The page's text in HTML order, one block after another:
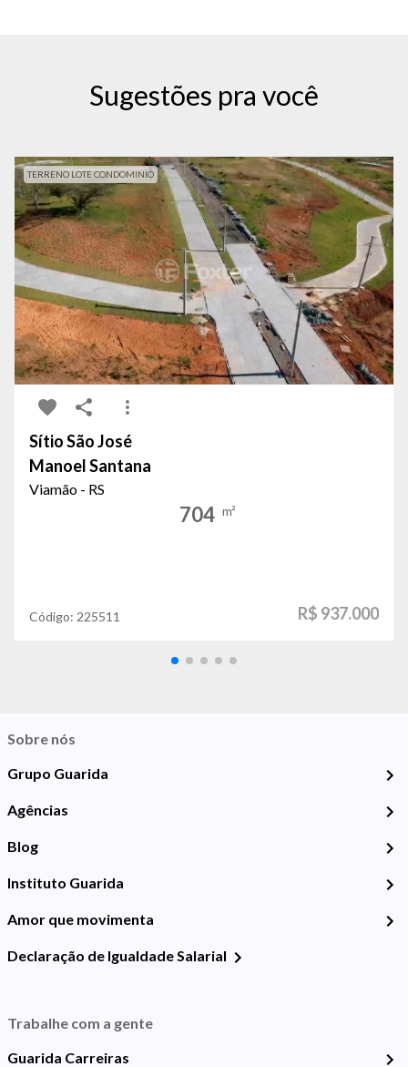
Sugestões pra você
TERRENO LOTE CONDOMINIO
Sítio São José
Manoel Santana
Viamão - RS
704 m²
Código: 225511 R$ 937.000
Sobre nós
Grupo Guarida
Agências
Blog
Instituto Guarida
Amor que movimenta
Declaração de Igualdade Salarial
Trabalhe com a gente
Guarida Carreiras